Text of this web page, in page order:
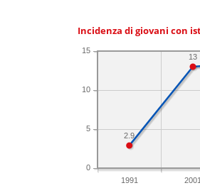
Incidenza di giovani con
1991 2001
0
5
10
15
13
2.9